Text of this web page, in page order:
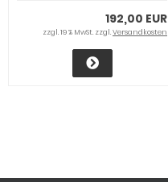
192,00 EUR
zzgl. 19 % MwSt. zzgl.Versandkosten